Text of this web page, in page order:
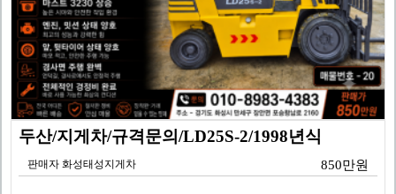
두산/지게차/규격문의/LD25S-2/1998년식
판매자 화성태성지게차 850만원